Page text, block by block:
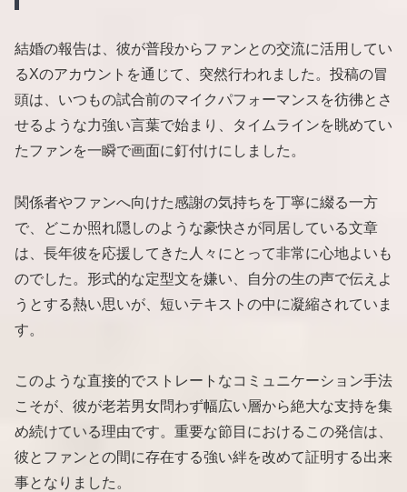
結婚の報告は、彼が普段からファンとの交流に活用してい
るXのアカウントを通じて、突然行われました。投稿の冒
頭は、いつもの試合前のマイクパフォーマンスを彷彿とさ
せるような力強い言葉で始まり、タイムラインを眺めてい
たファンを一瞬で画面に釘付けにしました。
関係者やファンへ向けた感謝の気持ちを丁寧に綴る一方
で、どこか照れ隠しのような豪快さが同居している文章
は、長年彼を応援してきた人々にとって非常に心地よいも
のでした。形式的な定型文を嫌い、自分の生の声で伝えよ
うとする熱い思いが、短いテキストの中に凝縮されていま
す。
このような直接的でストレートなコミュニケーション手法
こそが、彼が老若男女問わず幅広い層から絶大な支持を集
め続けている理由です。重要な節目におけるこの発信は、
彼とファンとの間に存在する強い絆を改めて証明する出来
事となりました。